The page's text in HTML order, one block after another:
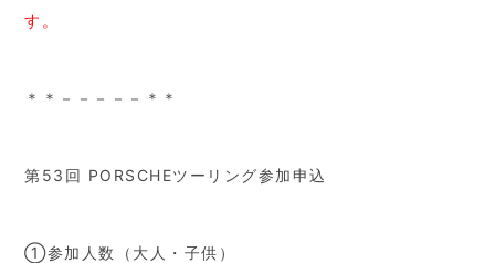
す。
＊＊－－－－－＊＊
第53回 PORSCHEツーリング参加申込
①参加人数（大人・子供）